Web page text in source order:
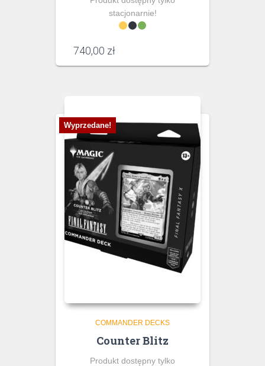
stacjonarnie!
740,00 zł
Wyprzedane!
COMMANDER DECKS
Counter Blitz
Produkt dostępny tylko